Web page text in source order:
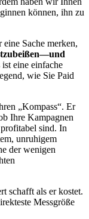
können, ihn zu
eine Sache merken,
ist eine einfache
wie Sie Paid
„Kompass“. Er
Ihre Kampagnen
sind. In
unruhigem
der wenigen
schafft als er kostet.
Messgröße